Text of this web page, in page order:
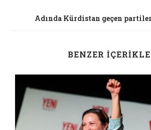
Adında Kürdistan geçen
BENZER